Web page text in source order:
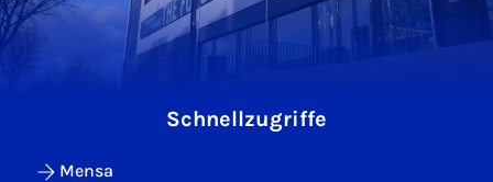
Schnellzugriffe
Mensa